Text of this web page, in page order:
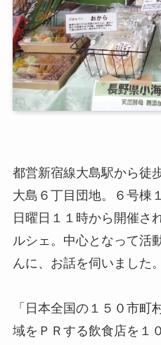
都営新宿線大島駅から徒
大島６丁目団地。６号棟
日曜日１１時から開催さ
ルシェ。中心となって活
んに、お話を伺いました。
「日本全国の１５０市町
域をＰＲする飲食店を１